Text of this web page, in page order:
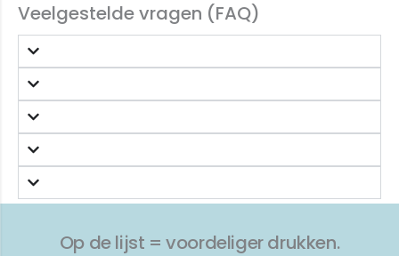
Veelgestelde vragen (FAQ)
Op de lijst = voordeliger drukken.